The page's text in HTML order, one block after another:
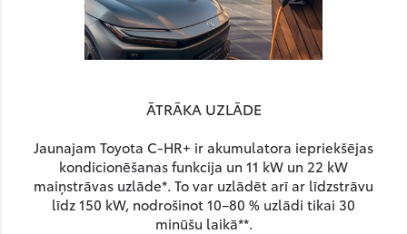
ĀTRĀKA UZLĀDE
Jaunajam Toyota C-HR+ ir akumulatora iepriekšējas
kondicionēšanas funkcija un 11 kW un 22 kW
maiņstrāvas uzlāde*. To var uzlādēt arī ar līdzstrāvu
līdz 150 kW, nodrošinot 10–80 % uzlādi tikai 30
minūšu laikā**.